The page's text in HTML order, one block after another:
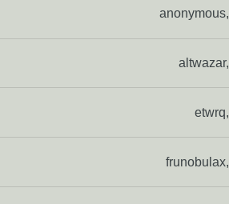
anonymous,
altwazar,
etwrq,
frunobulax,